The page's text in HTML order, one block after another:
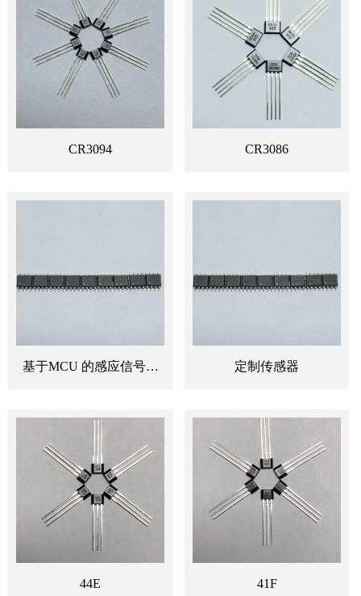
CR3094 CR3086
基于MCU 的感应信号处 定制传感器
44E 41F